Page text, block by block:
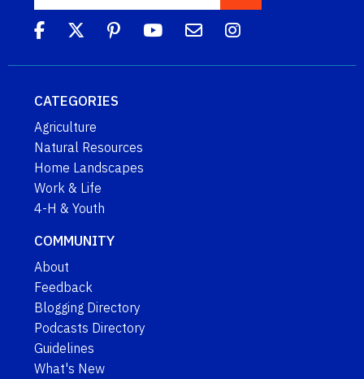
CATEGORIES
Agriculture
Natural Resources
Home Landscapes
Work & Life
4-H & Youth
COMMUNITY
About
Feedback
Blogging Directory
Podcasts Directory
Guidelines
What's New